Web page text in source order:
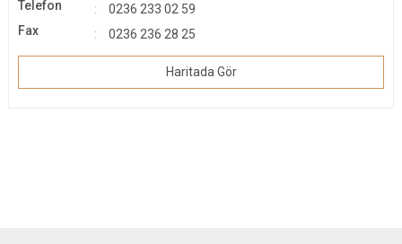
Yunusemre
Telefon
0236 233 02 59
Fax
0236 236 28 25
Haritada Gör